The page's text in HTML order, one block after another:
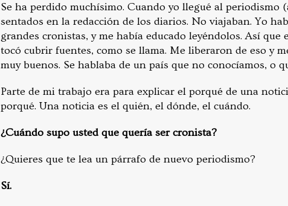
Se ha perdido muchísimo. Cuando yo llegué al periodismo
sentados en la redacción de los diarios. No viajaban. Yo
grandes cronistas, y me había educado leyéndolos. Así que
tocó cubrir fuentes, como se llama. Me liberaron de eso y
muy buenos. Se hablaba de un país que no conocíamos, o
Parte de mi trabajo era para explicar el porqué de una
porqué. Una noticia es el quién, el dónde, el cuándo.
¿Cuándo supo usted que quería ser cronista?
¿Quieres que te lea un párrafo de nuevo periodismo?
Sí.